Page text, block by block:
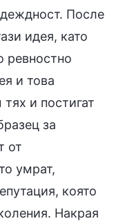
После
идея, като
ревностно
и това
и постигат
за
от
умрат,
която
Накрая